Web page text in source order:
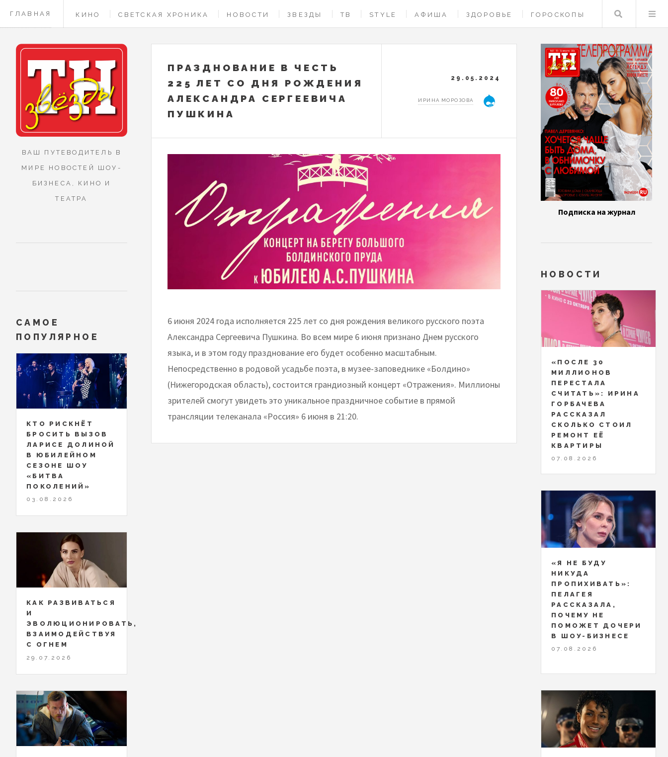
ГЛАВНАЯ КИНО СВЕТСКАЯ ХРОНИКА НОВОСТИ ЗВЕЗДЫ ТВ STYLE АФИША ЗДОРОВЬЕ ГОРОСКОПЫ
КОНТАКТЫ
Поиск
ПРАЗДНОВАНИЕ В ЧЕСТЬ
225 ЛЕТ СО ДНЯ РОЖДЕНИЯ
АЛЕКСАНДРА СЕРГЕЕВИЧА
ПУШКИНА
29.05.2024
ИРИНА МОРОЗОВА
6 июня 2024 года исполняется 225 лет со дня рождения великого русского поэта
Александра Сергеевича Пушкина. Во всем мире 6 июня признано Днем русского
языка, и в этом году празднование его будет особенно масштабным.
Непосредственно в родовой усадьбе поэта, в музее-заповеднике «Болдино»
(Нижегородская область), состоится грандиозный концерт «Отражения». Миллионы
зрителей смогут увидеть это уникальное праздничное событие в прямой
трансляции телеканала «Россия» 6 июня в 21:20.
ВАШ ПУТЕВОДИТЕЛЬ В
МИРЕ НОВОСТЕЙ ШОУ-
БИЗНЕСА, КИНО И
ТЕАТРА
САМОЕ
ПОПУЛЯРНОЕ
КТО РИСКНЁТ
БРОСИТЬ ВЫЗОВ
ЛАРИСЕ ДОЛИНОЙ
В ЮБИЛЕЙНОМ
СЕЗОНЕ ШОУ
«БИТВА
ПОКОЛЕНИЙ»
03.08.2026
КАК РАЗВИВАТЬСЯ
И
ЭВОЛЮЦИОНИРОВАТЬ,
ВЗАИМОДЕЙСТВУЯ
С ОГНЕМ
29.07.2026
Подписка на журнал
НОВОСТИ
«ПОСЛЕ 30
МИЛЛИОНОВ
ПЕРЕСТАЛА
СЧИТАТЬ»: ИРИНА
ГОРБАЧЕВА
РАССКАЗАЛ
СКОЛЬКО СТОИЛ
РЕМОНТ ЕЁ
КВАРТИРЫ
07.08.2026
«Я НЕ БУДУ
НИКУДА
ПРОПИХИВАТЬ»:
ПЕЛАГЕЯ
РАССКАЗАЛА,
ПОЧЕМУ НЕ
ПОМОЖЕТ ДОЧЕРИ
В ШОУ-БИЗНЕСЕ
07.08.2026